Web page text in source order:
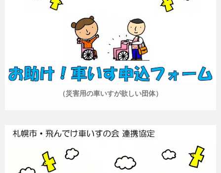
（災害用の車いすが欲しい団体）